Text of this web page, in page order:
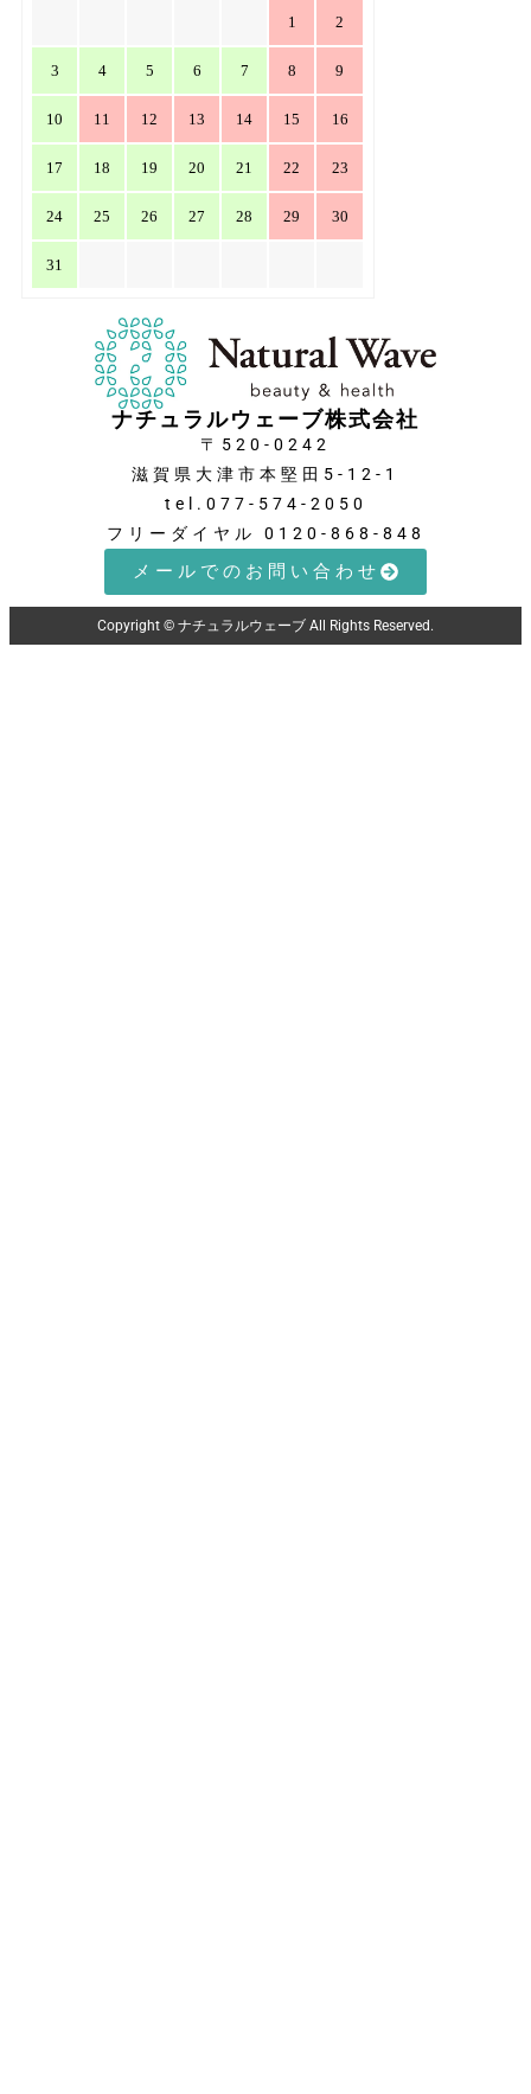
ナチュラルウェーブ株式会社
〒520-0242
滋賀県大津市本堅田5-12-1
tel.077-574-2050
フリーダイヤル 0120-868-848
メールでのお問い合わせ
1 2
3 4 5 6 7 8 9
10 11 12 13 14 15 16
17 18 19 20 21 22 23
24 25 26 27 28 29 30
31
Copyright © ナチュラルウェーブ All Rights Reserved.